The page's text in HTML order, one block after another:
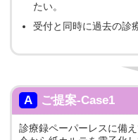
たい。
受付と同時に過去の診
A ご提案-Case1
診療録ペーパーレスに備